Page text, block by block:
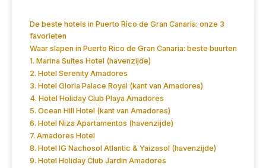
De beste hotels in Puerto Rico de Gran Canaria: onze 3
favorieten
Waar slapen in Puerto Rico de Gran Canaria: beste buurten
1. Marina Suites Hotel (havenzijde)
2. Hotel Serenity Amadores
3. Hotel Gloria Palace Royal (kant van Amadores)
4. Hotel Holiday Club Playa Amadores
5. Ocean Hill Hotel (kant van Amadores)
6. Hotel Niza Apartamentos (havenzijde)
7. Amadores Hotel
8. Hotel IG Nachosol Atlantic & Yaizasol (havenzijde)
9. Hotel Holiday Club Jardin Amadores